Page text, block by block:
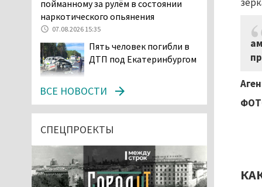
пойманному за рулём в состоянии
наркотического опьянения
07.08.2026 15:35
Пять человек погибли в
ДТП под Екатеринбургом
проникли в квартиру
через балкон, чтобы
07.08.2026 14:20
В Красноуральске хитрый
водитель BMW ездил с
ВСЕ НОВОСТИ
СПЕЦПРОЕКТЫ